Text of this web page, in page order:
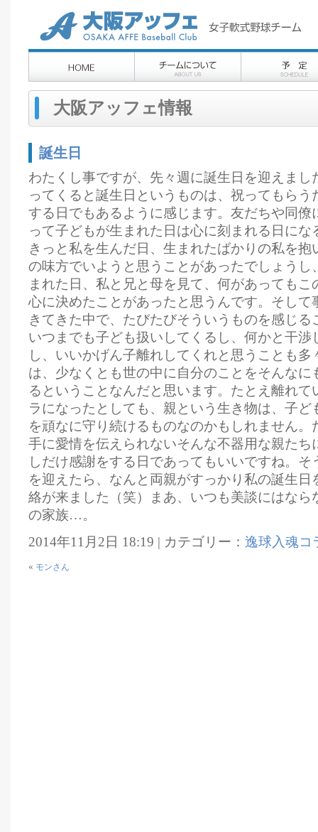
大阪アッフェ情報
誕生日
わたくし事ですが、先々週に誕生日を迎えまし
ってくると誕生日というものは、祝ってもらう
する日でもあるように感じます。友だちや同僚
って子どもが生まれた日は心に刻まれる日にな
きっと私を生んだ日、生まれたばかりの私を抱
の味方でいようと思うことがあったでしょうし
まれた日、私と兄と母を見て、何があっても
心に決めたことがあったと思うんです。そして
きてきた中で、たびたびそういうものを感じる
いつまでも子ども扱いしてくるし、何かと干渉
し、いいかげん子離れしてくれと思うことも
は、少なくとも世の中に自分のことをそんなに
るということなんだと思います。たとえ離れて
ラになったとしても、親という生き物は、子ど
を頑なに守り続けるものなのかもしれません。
手に愛情を伝えられないそんな不器用な親たち
しだけ感謝をする日であってもいいですね。
を迎えたら、なんと両親がすっかり私の誕生日
絡が来ました（笑）まあ、いつも美談にはなら
の家族…。
2014年11月2日 18:19 | カテゴリー： 逸球入魂コ
« モンさん